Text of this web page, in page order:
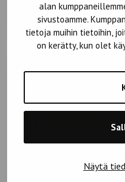
alan
sivustoamme.
tietoja muihin tietoihin,
on kerätty, kun olet
Näytä